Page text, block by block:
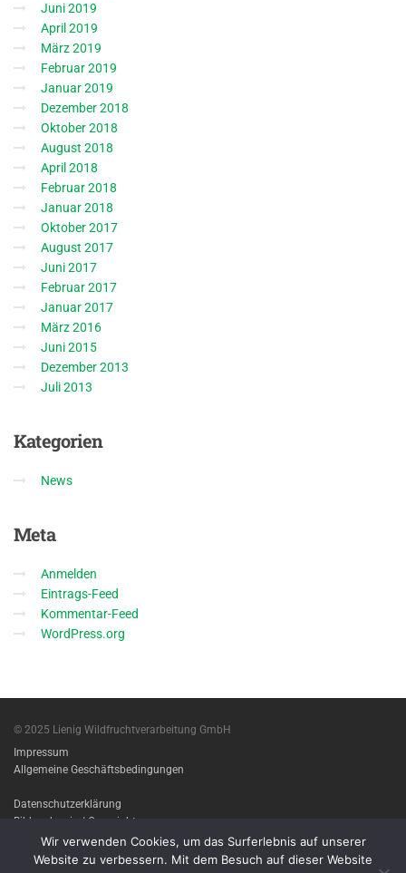
Juni 2019
April 2019
März 2019
Februar 2019
Januar 2019
Dezember 2018
Oktober 2018
August 2018
April 2018
Februar 2018
Januar 2018
Oktober 2017
August 2017
Juni 2017
Februar 2017
Januar 2017
März 2016
Juni 2015
Dezember 2013
Juli 2013
Kategorien
News
Meta
Anmelden
Eintrags-Feed
Kommentar-Feed
WordPress.org
© 2025 Lienig Wildfruchtverarbeitung GmbH
Impressum
Allgemeine Geschäftsbedingungen
Datenschutzerklärung
Bildnachweis / Copyright
Imprint
Terms & conditions
Wir verwenden Cookies, um das Surferlebnis auf unserer
Website zu verbessern. Mit dem Besuch auf dieser Website